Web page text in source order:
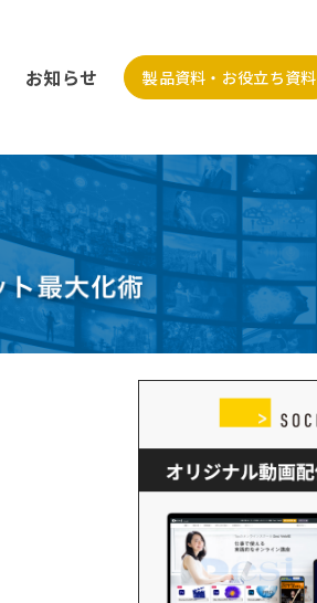
お知らせ 製品資料・お役立ち資料